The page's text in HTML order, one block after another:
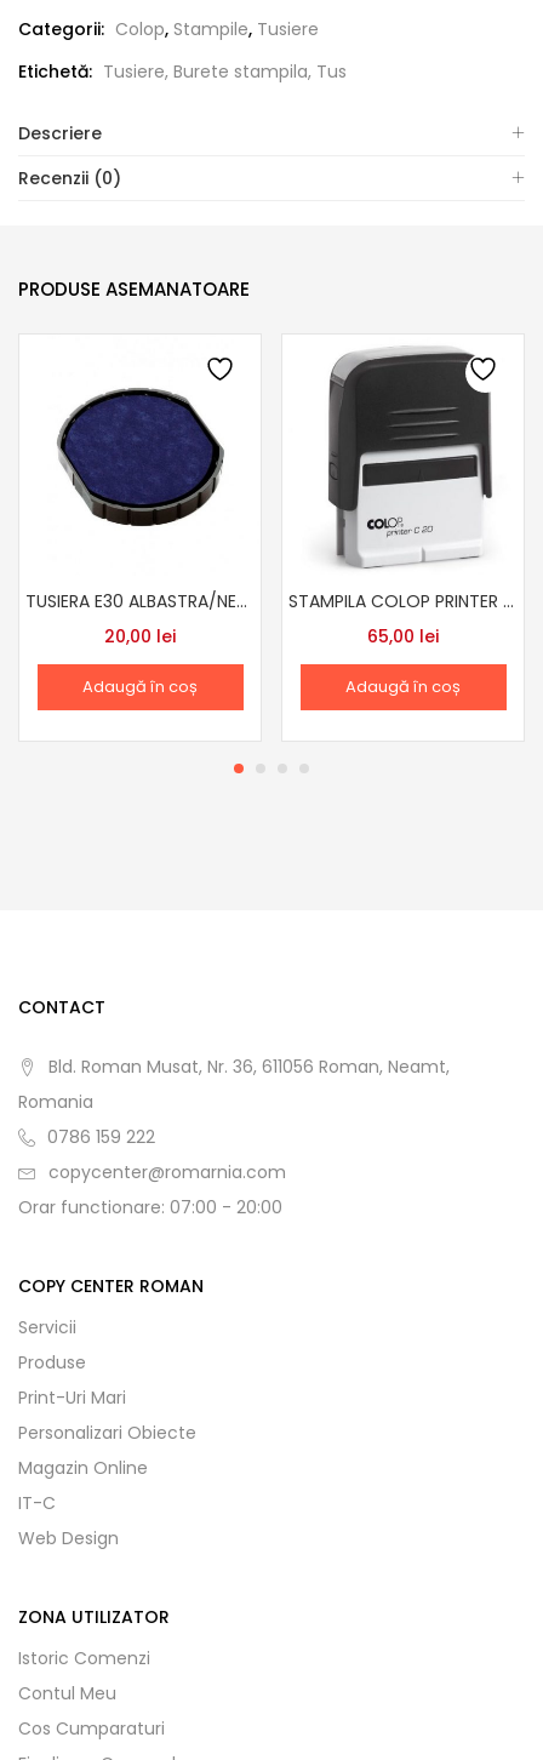
Categorii: Colop, Stampile, Tusiere
Etichetă: Tusiere, Burete stampila, Tus
Descriere
Recenzii (0)
PRODUSE ASEMANATOARE
TUSIERA E30 ALBASTRA/NETUSATA
20,00 lei
Adaugă în coș
STAMPILA COLOP PRINTER C20
65,00 lei
Adaugă în coș
CONTACT
Bld. Roman Musat, Nr. 36, 611056 Roman, Neamt,
Romania
0786 159 222
copycenter@romarnia.com
Orar functionare: 07:00 - 20:00
COPY CENTER ROMAN
Servicii
Produse
Print-Uri Mari
Personalizari Obiecte
Magazin Online
IT-C
Web Design
ZONA UTILIZATOR
Istoric Comenzi
Contul Meu
Cos Cumparaturi